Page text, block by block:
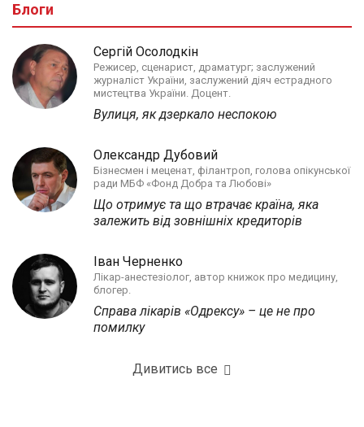
Блоги
Сергій Осолодкін
Режисер, сценарист, драматург; заслужений
журналіст України, заслужений діяч естрадного
мистецтва України. Доцент.
Вулиця, як дзеркало неспокою
Олександр Дубовий
Бізнесмен і меценат, філантроп, голова опікунської
ради МБФ «Фонд Добра та Любові»
Що отримує та що втрачає країна, яка
залежить від зовнішніх кредиторів
Іван Черненко
Лікар-анестезіолог, автор книжок про медицину,
блогер.
Справа лікарів «Одрексу» – це не про
помилку
Дивитись все